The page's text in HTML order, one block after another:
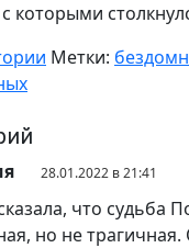
которыми
Метки:
28.01.2022 в 21:41
что судьба
но не